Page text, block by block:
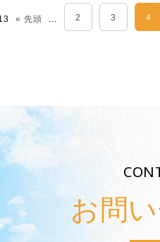
« 先頭 2 3 4
お問